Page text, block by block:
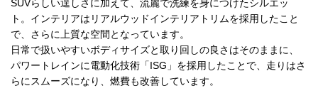
SUVらしい逞しさに加えて、流麗で洗練を身につけたシルエッ
ト。インテリアはリアルウッドインテリアトリムを採用したこと
で、さらに上質な空間となっています。
日常で扱いやすいボディサイズと取り回しの良さはそのままに、
パワートレインに電動化技術「ISG」を採用したことで、走りはさ
らにスムーズになり、燃費も改善しています。